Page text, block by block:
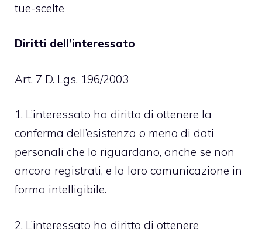
tue-scelte
Diritti dell’interessato
Art. 7 D. Lgs. 196/2003
1. L’interessato ha diritto di ottenere la
conferma dell’esistenza o meno di dati
personali che lo riguardano, anche se non
ancora registrati, e la loro comunicazione in
forma intelligibile.
2. L’interessato ha diritto di ottenere